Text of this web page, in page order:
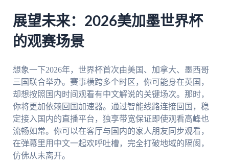
展望未来：2026美加墨世界杯
的观赛场景
想象一下2026年，世界杯首次由美国、加拿大、墨西哥
三国联合举办。赛事横跨多个时区，你可能身在英国，
却想按照国内时间观看有中文解说的关键场次。那时，
你将更加依赖回国加速器。通过智能线路连接回国，稳
定接入国内的直播平台，独享带宽保证即使观看高峰也
流畅如常。你可以在客厅与国内的家人朋友同步观看，
在弹幕里用中文一起欢呼吐槽，完全打破地域的隔阂，
仿佛从未离开。